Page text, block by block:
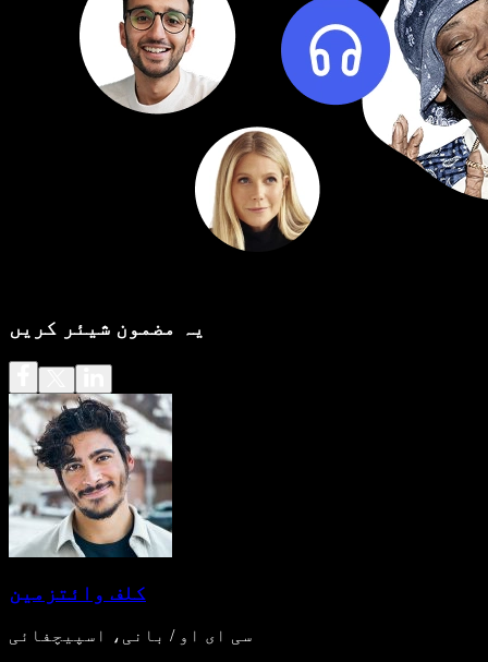
یہ مضمون شیئر کریں
کلف وائتزمین
سی ای او / بانی، اسپیچفائی